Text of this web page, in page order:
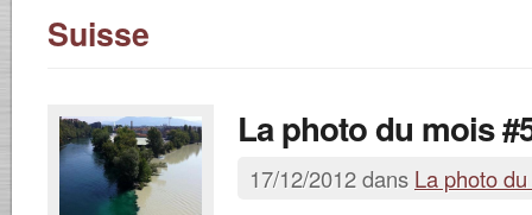
Suisse
La photo du mois
17/12/2012 dans La photo